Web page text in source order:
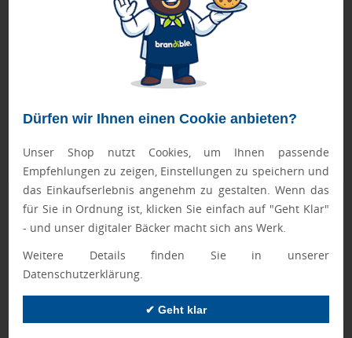
Dürfen wir Ihnen einen Cookie anbieten?
Unser Shop nutzt Cookies, um Ihnen passende
Empfehlungen zu zeigen, Einstellungen zu speichern und
das Einkaufserlebnis angenehm zu gestalten. Wenn das
für Sie in Ordnung ist, klicken Sie einfach auf "Geht Klar"
- und unser digitaler Bäcker macht sich ans Werk.
Weitere Details finden Sie in unserer
Datenschutzerklärung.
✔ Geht klar
bleibendem Eindruck.
➤ Pflegehinweis: Nicht bügeln, Maximale Waschtemperatur
30°C, Schonwaschgang, Nicht Bleichen, Nicht
Passend für diese Artikel:
➤ Schal Gr. M
Geprüft von Ewa
Nur Produkte, die unserenQualitätscheckbestehen,
Ewa Engel,
Qualitätssicherung